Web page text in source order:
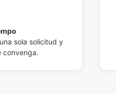
sola solicitud y
convenga.